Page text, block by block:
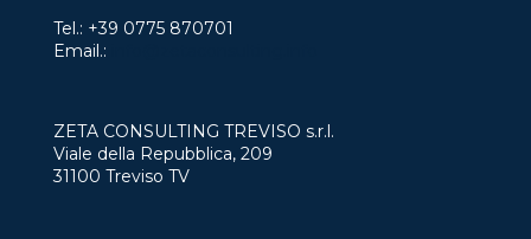
Tel.: +39 0775 870701
Email.:
ZETA CONSULTING TREVISO s.r.l.
Viale della Repubblica, 209
31100 Treviso TV